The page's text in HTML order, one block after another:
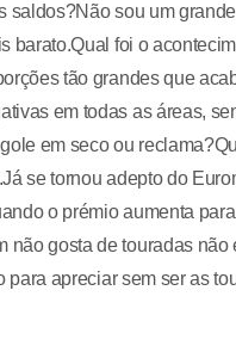
sou um
barato.Qual foi o
tão grandes que
em todas as áreas,
em seco ou
se tornou adepto do
o prémio aumenta
não gosta de touradas
apreciar sem ser as